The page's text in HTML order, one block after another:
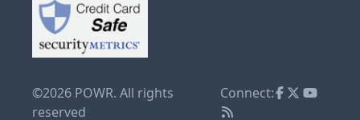
©2026 POWR. All rights
reserved
Connect: